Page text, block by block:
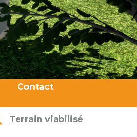
Contact
Terrain viabilisé